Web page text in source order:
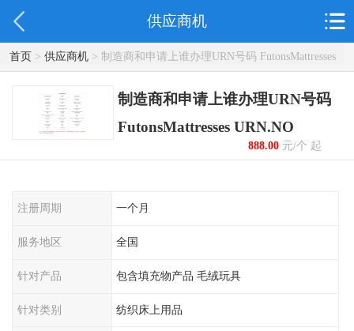
供应商机
首页> 供应商机> 制造商和申请上谁办理URN号码 FutonsMattresses
URN.NO
制造商和申请上谁办理URN号码
FutonsMattresses URN.NO
888.00元/个 起
注册周期 一个月
服务地区 全国
针对产品 包含填充物产品 毛绒玩具
针对类别 纺织床上用品